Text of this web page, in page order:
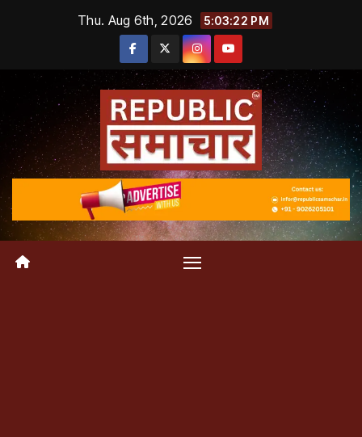
Thu. Aug 6th, 2026 5:03:23 PM